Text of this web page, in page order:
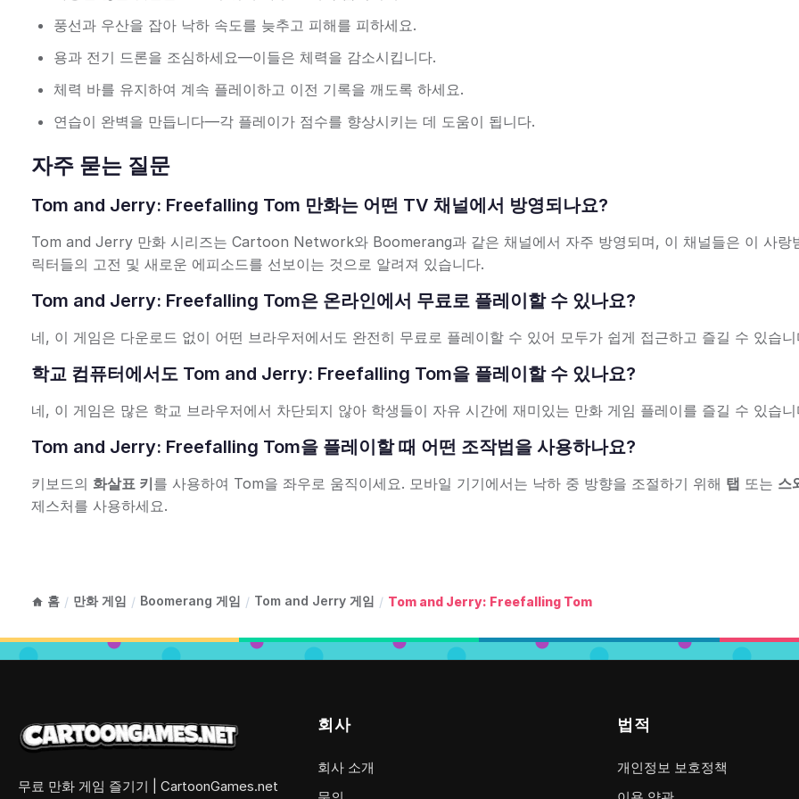
풍선과 우산을 잡아 낙하 속도를 늦추고 피해를 피하세요.
용과 전기 드론을 조심하세요—이들은 체력을 감소시킵니다.
체력 바를 유지하여 계속 플레이하고 이전 기록을 깨도록 하세요.
연습이 완벽을 만듭니다—각 플레이가 점수를 향상시키는 데 도움이 됩니다.
자주 묻는 질문
Tom and Jerry: Freefalling Tom 만화는 어떤 TV 채널에서 방영되나요?
Tom and Jerry 만화 시리즈는 Cartoon Network와 Boomerang과 같은 채널에서 자주 방영되며, 이 채널들은 이 사랑
릭터들의 고전 및 새로운 에피소드를 선보이는 것으로 알려져 있습니다.
Tom and Jerry: Freefalling Tom은 온라인에서 무료로 플레이할 수 있나요?
네, 이 게임은 다운로드 없이 어떤 브라우저에서도 완전히 무료로 플레이할 수 있어 모두가 쉽게 접근하고 즐길 수 있습니
학교 컴퓨터에서도 Tom and Jerry: Freefalling Tom을 플레이할 수 있나요?
네, 이 게임은 많은 학교 브라우저에서 차단되지 않아 학생들이 자유 시간에 재미있는 만화 게임 플레이를 즐길 수 있습니
Tom and Jerry: Freefalling Tom을 플레이할 때 어떤 조작법을 사용하나요?
키보드의 화살표 키를 사용하여 Tom을 좌우로 움직이세요. 모바일 기기에서는 낙하 중 방향을 조절하기 위해 탭 또는 스
제스처를 사용하세요.
홈 / 만화 게임 / Boomerang 게임 / Tom and Jerry 게임 / Tom and Jerry: Freefalling Tom
무료 만화 게임 즐기기 | CartoonGames.net
회사
회사 소개
법적
개인정보 보호정책